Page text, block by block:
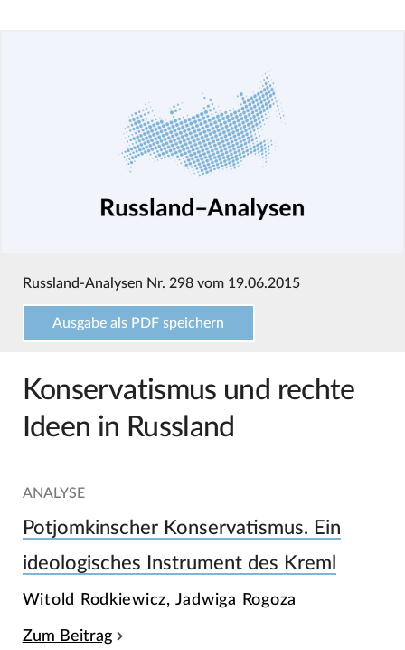
Russland-Analysen Nr. 298 vom 19.06.2015
Ausgabe als PDF speichern
Konservatismus und rechte
Ideen in Russland
ANALYSE
Potjomkinscher Konservatismus. Ein
ideologisches Instrument des Kreml
Witold Rodkiewicz, Jadwiga Rogoza
Zum Beitrag